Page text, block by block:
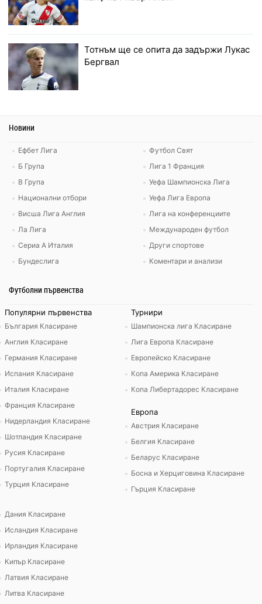
Тотнъм ще се опита да задържи Лукас
Бергвал
Новини
Ефбет Лига
Б Група
В Група
Национални отбори
Висша Лига Англия
Ла Лига
Сериа А Италия
Бундеслига
Футбол Свят
Лига 1 Франция
Уефа Шампионска Лига
Уефа Лига Европа
Лига на конференциите
Международен футбол
Други спортове
Коментари и анализи
Футболни първенства
Популярни първенства
България Класиране
Англия Класиране
Германия Класиране
Испания Класиране
Италия Класиране
Франция Класиране
Нидерландия Класиране
Шотландия Класиране
Русия Класиране
Португалия Класиране
Турция Класиране
Турнири
Шампионска лига Класиране
Лига Европа Класиране
Европейско Класиране
Копа Америка Класиране
Копа Либертадорес Класиране
Европа
Австрия Класиране
Белгия Класиране
Беларус Класиране
Босна и Херциговина Класиране
Гърция Класиране
Дания Класиране
Исландия Класиране
Ирландия Класиране
Кипър Класиране
Латвия Класиране
Литва Класиране